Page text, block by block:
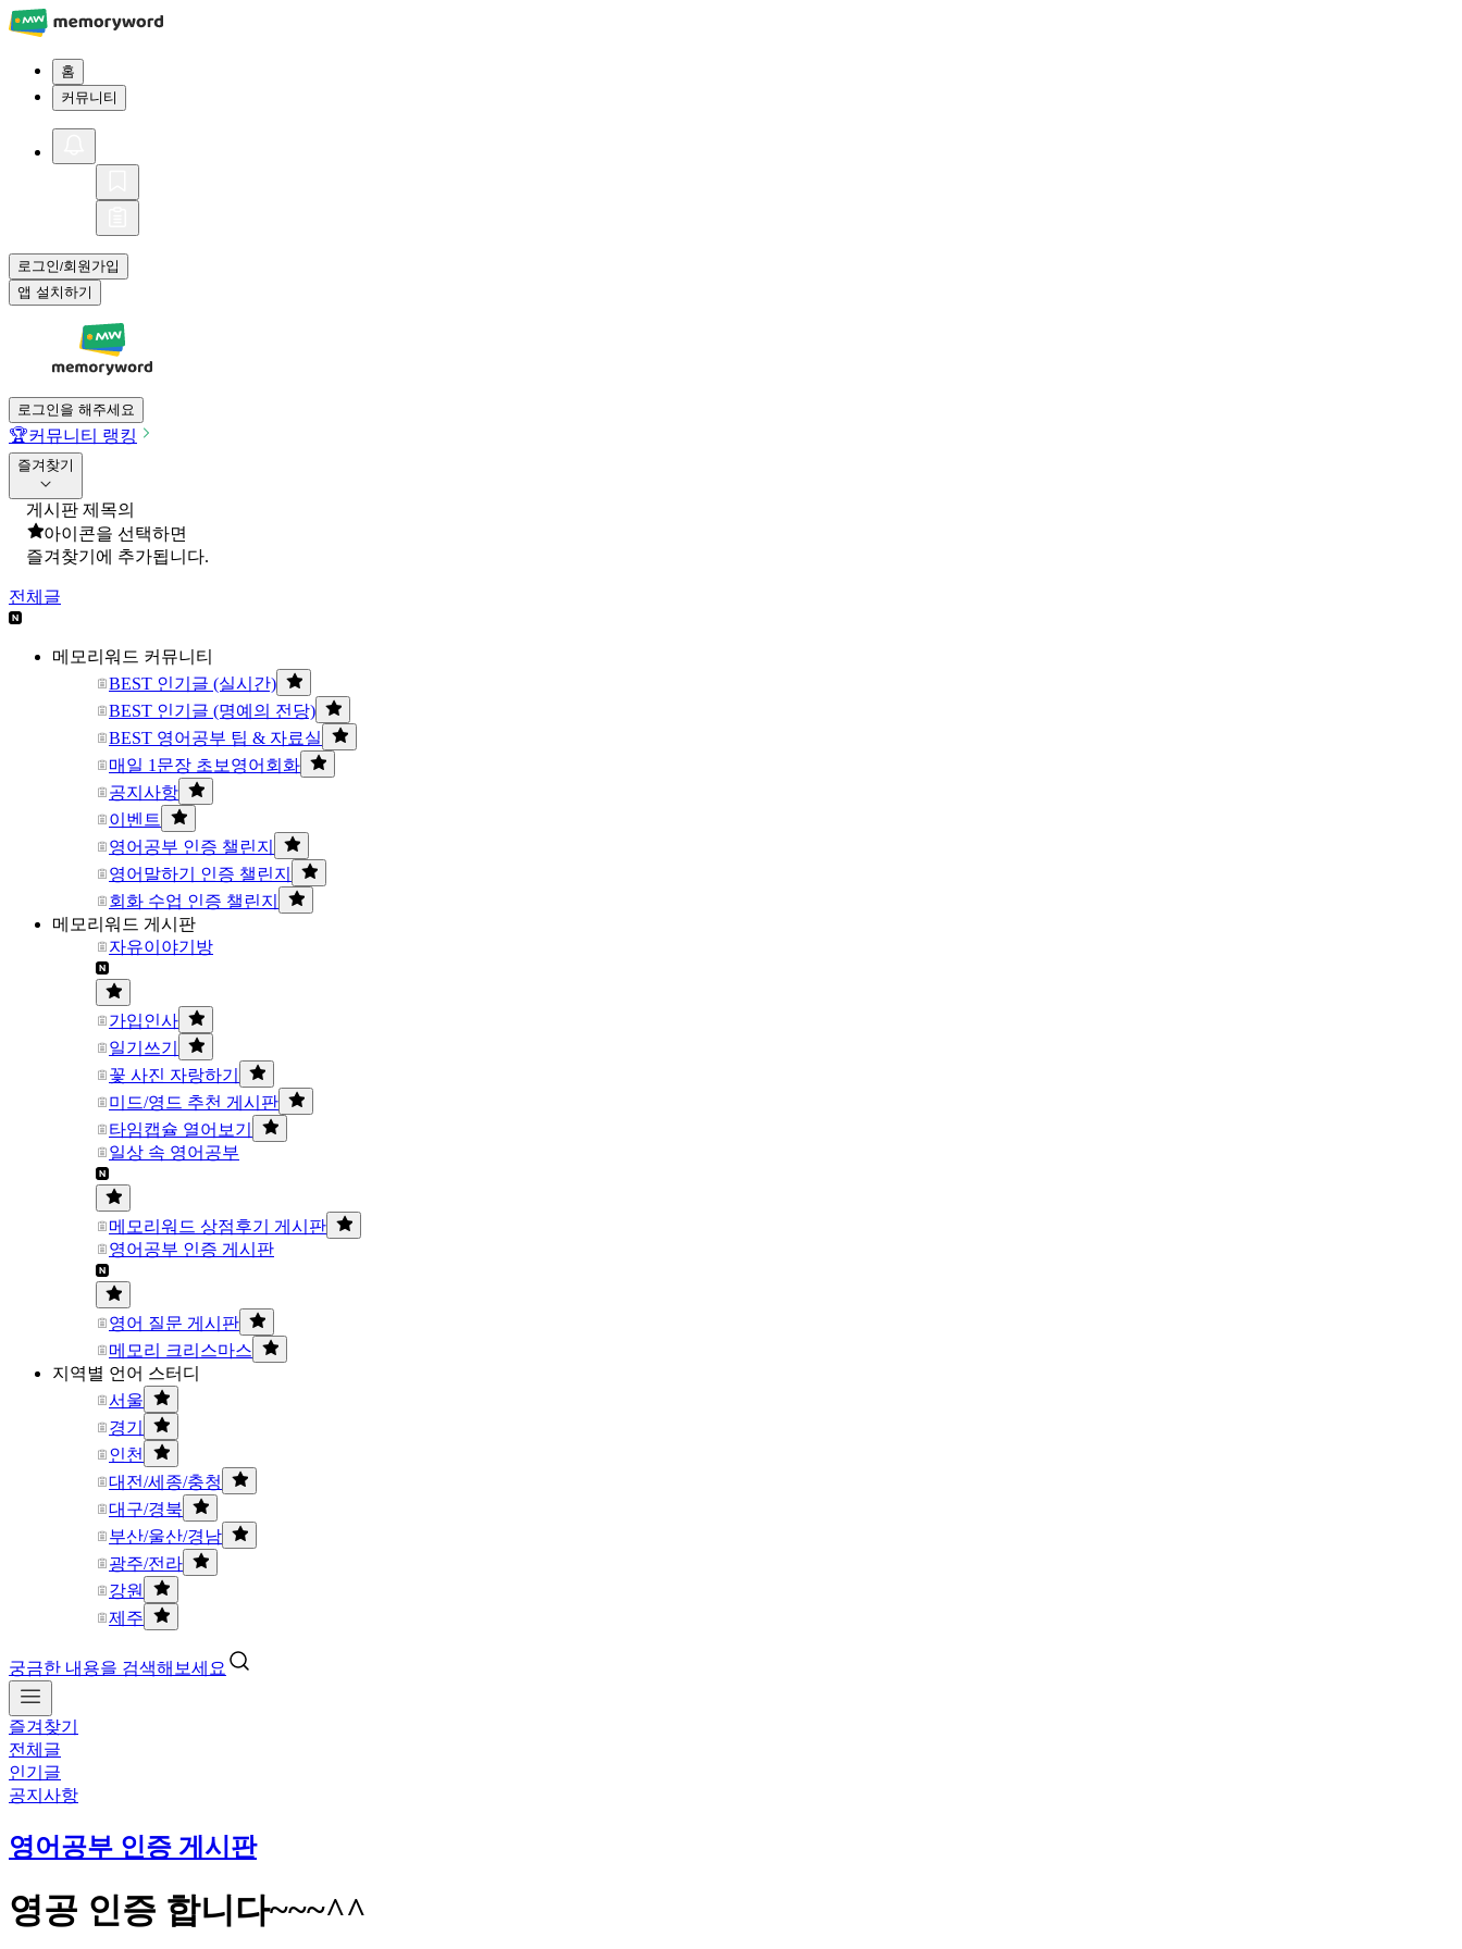
홈
커뮤니티
로그인/회원가입
앱 설치하기
로그인을 해주세요
🏆커뮤니티 랭킹
즐겨찾기
게시판 제목의
아이콘을 선택하면
즐겨찾기에 추가됩니다.
전체글
메모리워드 커뮤니티
BEST 인기글 (실시간)
BEST 인기글 (명예의 전당)
BEST 영어공부 팁 & 자료실
매일 1문장 초보영어회화
공지사항
이벤트
영어공부 인증 챌린지
영어말하기 인증 챌린지
회화 수업 인증 챌린지
메모리워드 게시판
자유이야기방
가입인사
일기쓰기
꽃 사진 자랑하기
미드/영드 추천 게시판
타임캡슐 열어보기
일상 속 영어공부
메모리워드 상점후기 게시판
영어공부 인증 게시판
영어 질문 게시판
메모리 크리스마스
지역별 언어 스터디
서울
경기
인천
대전/세종/충청
대구/경북
부산/울산/경남
광주/전라
강원
제주
궁금한 내용을 검색해보세요
즐겨찾기
전체글
인기글
공지사항
영어공부 인증 게시판
영공 인증 합니다~~~^^